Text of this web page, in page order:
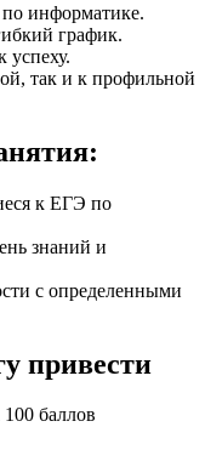
информатике.
график.
успеху.
так и к профильной
к ЕГЭ по
знаний и
с определенными
привести
баллов